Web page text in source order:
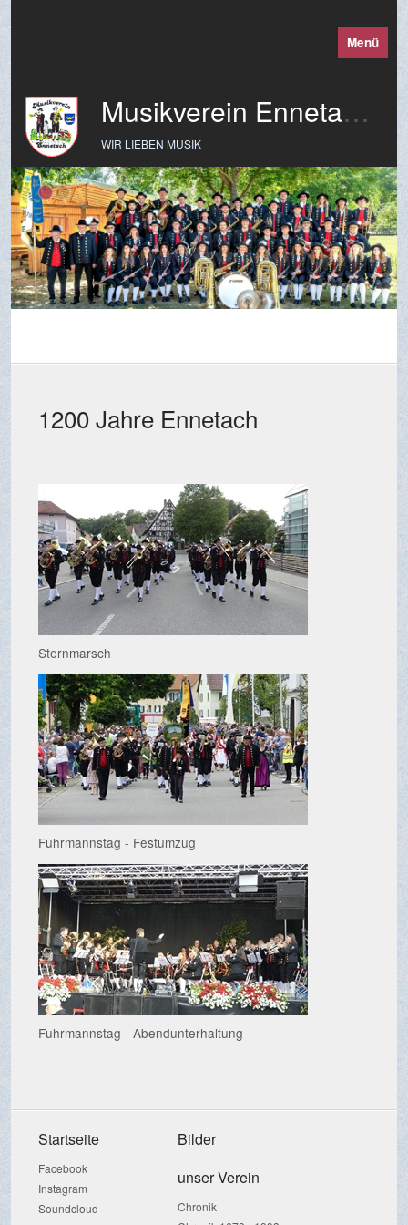
Menü
Musikverein Ennetach e. V.
WIR LIEBEN MUSIK
1200 Jahre Ennetach
Sternmarsch
Fuhrmannstag - Festumzug
Fuhrmannstag - Abendunterhaltung
Startseite
Facebook
Instagram
Soundcloud
Bilder
unser Verein
Chronik